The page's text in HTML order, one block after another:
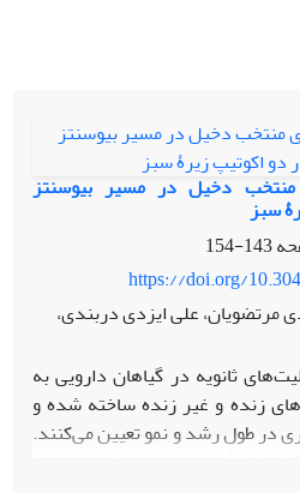
دخیل در مسیر بیوسنتز
سبز
143-154
https://doi.org/
علی ایزدی دربندی،
ثانویه در گیاهان دارویی به
زنده و غیر زنده ساخته شده و
در طول رشد و نمو تعیین می‌کنند.
گیاه داروئی زیرۀ سبز، با نام